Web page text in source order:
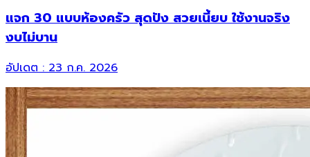
แจก 30 แบบห้องครัว สุดปัง สวยเนี้ยบ ใช้งานจริง
งบไม่บาน
อัปเดต :23 ก.ค. 2026